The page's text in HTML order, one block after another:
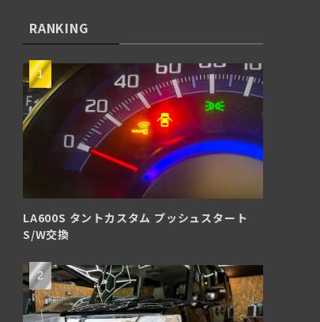
RANKING
LA600S タントカスタム プッシュスタート
S/W交換